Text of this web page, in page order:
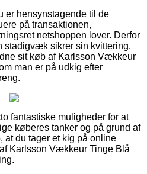
er hensynstagende til de
på transaktionen,
netshoppen lover. Derfor
stadigvæk sikrer sin kvittering,
sit køb af Karlsson Vækkeur
man er på udkig efter
fantastiske muligheder for at
køberes tanker og på grund af
du tager et kig på online
Karlsson Vækkeur Tinge Blå